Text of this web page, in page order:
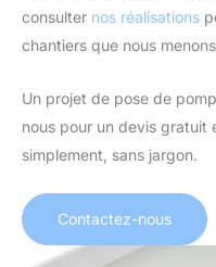
consulter nos réalisations
chantiers que nous
Un projet de pose de
nous pour un devis
simplement, sans jargon.
Contactez-nous